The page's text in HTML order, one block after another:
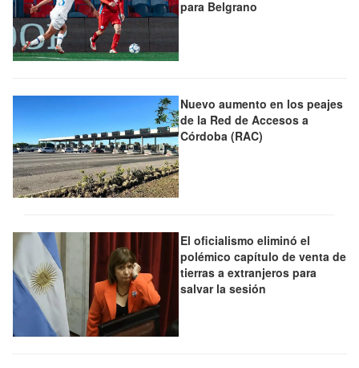
para Belgrano
Nuevo aumento en los peajes
de la Red de Accesos a
Córdoba (RAC)
El oficialismo eliminó el
polémico capítulo de venta de
tierras a extranjeros para
salvar la sesión